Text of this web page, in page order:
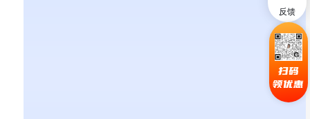
反馈
扫码
领优惠